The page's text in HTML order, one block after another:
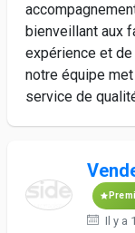
bienveillant aux
expérience et de
notre équipe met
service de
Il y a